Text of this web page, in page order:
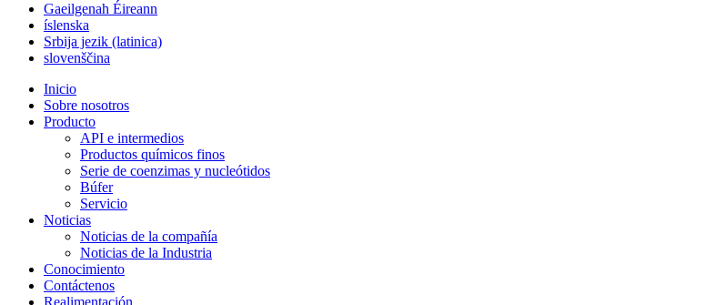
Gaeilgenah Éireann
íslenska
Srbija jezik (latinica)
slovenščina
Inicio
Sobre nosotros
Producto
API e intermedios
Productos químicos finos
Serie de coenzimas y nucleótidos
Búfer
Servicio
Noticias
Noticias de la compañía
Noticias de la Industria
Conocimiento
Contáctenos
Realimentación